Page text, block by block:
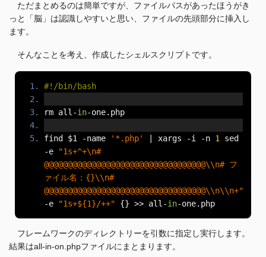
ただまとめるのは簡単ですが、ファイルパスがあったほうがき
っと「脳」は認識しやすいと思い、ファイルの先頭部分に挿入し
ます。
そんなことを考え、作成したシェルスクリプトです。
#!/bin/bash
rm all -in-one. php
find $1 -name '*.php' xargs -i -n 1
-e "1s+^+\n#
@@@@@@@@@@@@@@@@@@@@@@@@@@@@@@@@@@\\n# フ
ァイル名：{}\\n#
@@@@@@@@@@@@@@@@@@@@@@@@@@@@@@@@@@\\n\\n+"
-e "1s+${1}/++" {} >> all -in-one. php
フレームワークのディレクトリーを引数に指定し実行します。
結果はall-in-on.phpファイルにまとまります。